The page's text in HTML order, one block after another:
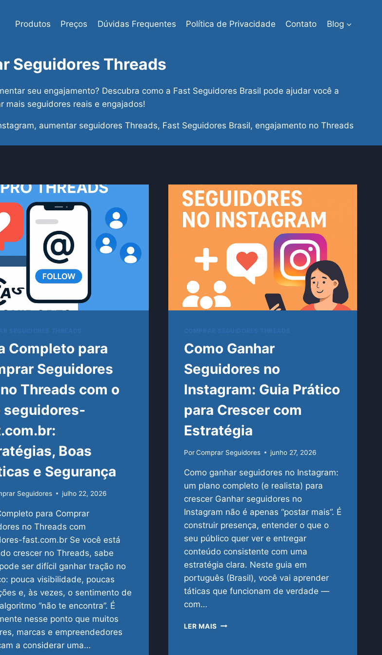
Produtos Preços Dúvidas Frequentes Política de Privacidade Contato Blog
Seguidores Threads
seu engajamento? Descubra como a Fast Seguidores Brasil pode ajudar você a
mais seguidores reais e engajados!
aumentar seguidores Threads, Fast Seguidores Brasil, engajamento no Threads
Completo para
Seguidores
Threads com o
seguidores-
Boas
e Segurança
Seguidores julho 22, 2026
para Comprar
no Threads com
fast.com.br Se você está
crescer no Threads, sabe
ser difícil ganhar tração no
pouca visibilidade, poucas
e, às vezes, o sentimento de
“não te encontra”. É
nesse ponto que muitos
marcas e empreendedores
a considerar uma…
Como Ganhar
Seguidores no
Instagram: Guia Prático
para Crescer com
Estratégia
Por Comprar Seguidores junho 27, 2026
Como ganhar seguidores no Instagram:
um plano completo (e realista) para
crescer Ganhar seguidores no
Instagram não é apenas “postar mais”. É
construir presença, entender o que o
seu público quer ver e entregar
conteúdo consistente com uma
estratégia clara. Neste guia em
português (Brasil), você vai aprender
táticas que funcionam de verdade —
com…
LER MAIS COMO